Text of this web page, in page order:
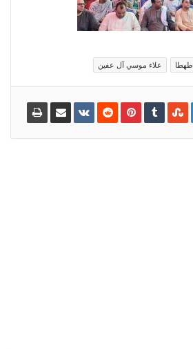
طهطا علاء موسي آل عفين